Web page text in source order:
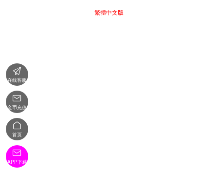
繁體中文版

在线客服

金币充值

首页

APP下载